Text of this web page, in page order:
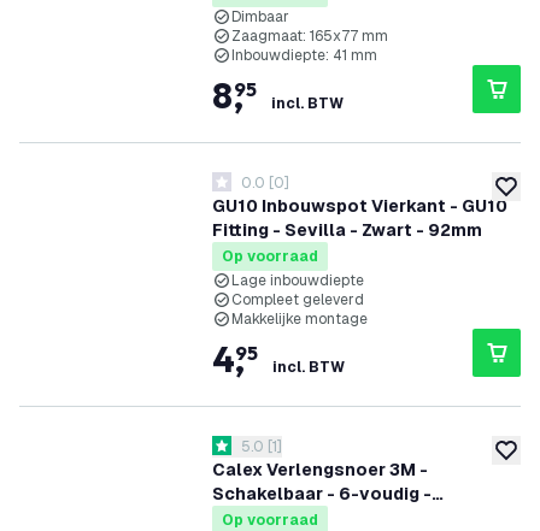
Dimbaar
Zaagmaat: 165x77 mm
Inbouwdiepte: 41 mm
8,
95
incl. BTW
GU10 Inbouwspot Vierkant - GU10
Fitting - Sevilla - Zwart - 92mm
0 score sterren
0.0 [0]
Op voorraad
Lage inbouwdiepte
Compleet geleverd
Makkelijke montage
4,
95
incl. BTW
Calex Verlengsnoer 3M -
Schakelbaar - 6-voudig -
Stekkerdoos - Tafelcontactdoos
reviews drawer openen
5 score sterren
5.0 [1]
Op voorraad